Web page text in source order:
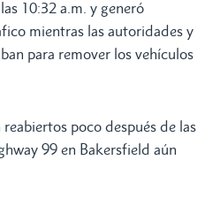
10:32 a.m. y generó
mientras las autoridades y
para remover los vehículos
poco después de las
99 en Bakersfield aún